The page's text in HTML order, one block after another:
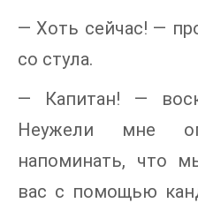
— Хоть сейчас! —
со стула.
— Капитан! —
Неужели мне
напоминать, что
вас с помощью